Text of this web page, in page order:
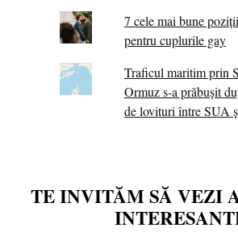
7 cele mai bune
pentru cuplurile gay
Traficul maritim prin
Ormuz s-a prăbușit
de lovituri între SUA
TE INVITĂM SĂ VEZI